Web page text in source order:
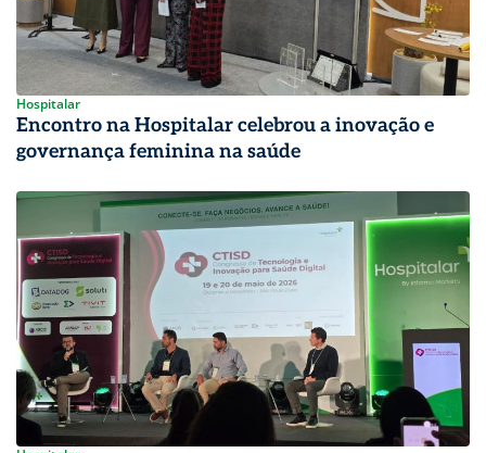
Hospitalar
Encontro na Hospitalar celebrou a inovação e
governança feminina na saúde